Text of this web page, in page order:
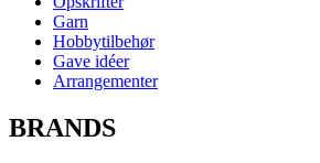
Garn
Hobbytilbehør
Gave idéer
Arrangementer
BRANDS